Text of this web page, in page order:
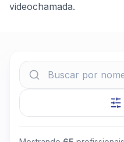
videochamada.